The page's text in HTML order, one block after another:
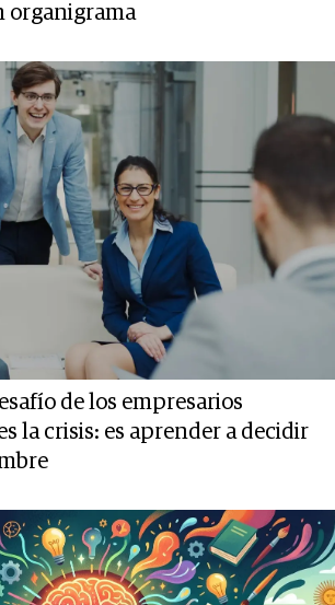
organigrama
de los empresarios
la crisis: es aprender a decidir